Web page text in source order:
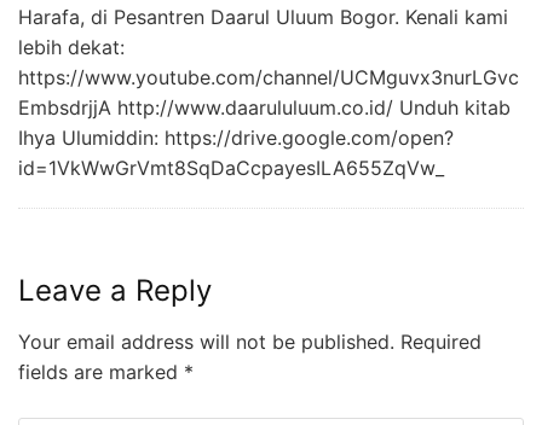
Harafa, di Pesantren Daarul Uluum Bogor. Kenali kami
lebih dekat:
https://www.youtube.com/channel/UCMguvx3nurLGvc
EmbsdrjjA http://www.daarululuum.co.id/ Unduh kitab
Ihya Ulumiddin: https://drive.google.com/open?
id=1VkWwGrVmt8SqDaCcpayesILA655ZqVw_
Leave a Reply
Your email address will not be published. Required
fields are marked *